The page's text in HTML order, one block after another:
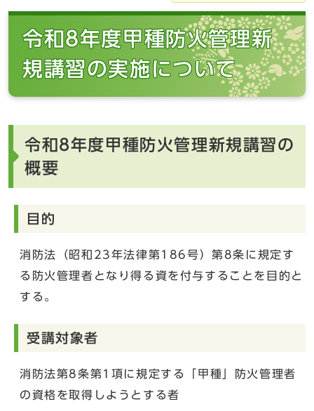
令和8年度甲種防火管理新
規講習の実施について
令和8年度甲種防火管理新規講習の
概要
目的
消防法（昭和23年法律第186号）第8条に規定す
る防火管理者となり得る資を付与することを目的と
する。
受講対象者
消防法第8条第1項に規定する「甲種」防火管理者
の資格を取得しようとする者